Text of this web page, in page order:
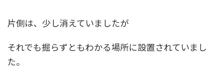
片側は、少し消えていましたが
それでも掘らずともわかる場所に設置されていまし
た。